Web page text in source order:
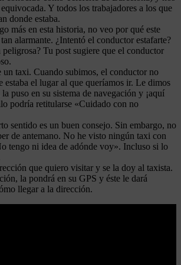
Y todos los trabajadores a los que
donde estaba.
más en esta historia, no veo por qué este
alarmante. ¿Intentó el conductor estafarte?
peligrosa? Tu post sugiere que el conductor
un taxi. Cuando subimos, el conductor no
estaba el lugar al que queríamos ir. Le dimos
puso en su sistema de navegación y ¡aquí
podría retitularse «Cuidado con no
sentido es un buen consejo. Sin embargo, no
de antemano. No he visto ningún taxi con
tengo ni idea de adónde voy». Incluso si lo
que quiero visitar y se la doy al taxista.
la pondrá en su GPS y éste le dará
llegar a la dirección.